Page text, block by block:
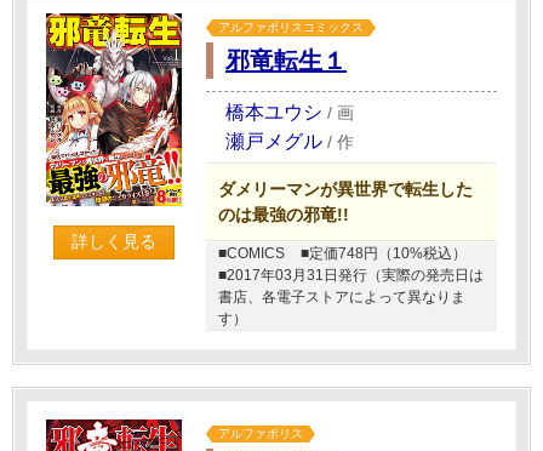
詳しく見る
アルファポリスコミックス
邪竜転生１
橋本ユウシ / 画
瀬戸メグル / 作
ダメリーマンが異世界で転生した
のは最強の邪竜!!
■COMICS
■定価748円（10%税込）
■2017年03月31日発行（実際の発売日は
書店、各電子ストアによって異なりま
す）
アルファポリス